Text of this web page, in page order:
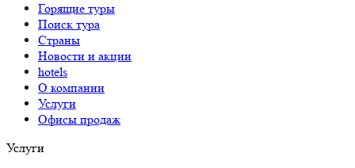
Горящие туры
Поиск тура
Страны
Новости и акции
hotels
О компании
Услуги
Офисы продаж
Услуги